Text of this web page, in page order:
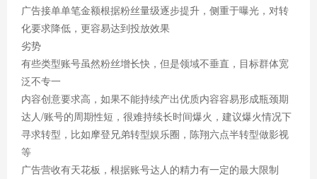
广告接单单笔金额根据粉丝量级逐步提升，侧重于曝光，对转
化要求降低，更容易达到投放效果
劣势
有些类型账号虽然粉丝增长快，但是领域不垂直，目标群体宽
泛不专一
内容创意要求高，如果不能持续产出优质内容容易形成瓶颈期
达人/账号的周期性短，很难持续长时间爆火，建议爆火情况下
寻求转型，比如摩登兄弟转型娱乐圈，陈翔六点半转型做影视
等
广告营收有天花板，根据账号达人的精力有一定的最大限制